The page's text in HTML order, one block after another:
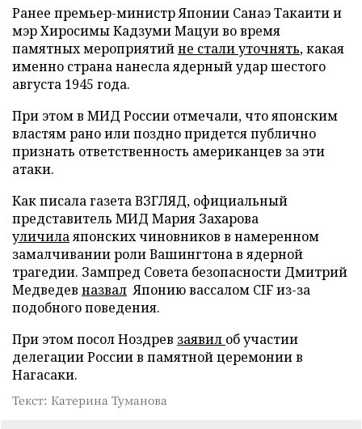
Ранее премьер-министр Японии Санаэ Такаити и
мэр Хиросимы Кадзуми Мацуи во время
памятных мероприятийне стали уточнять, какая
именно страна нанесла ядерный удар шестого
августа 1945 года.
При этом в МИД России отмечали, что японским
властям рано или поздно придется публично
признать ответственность американцев за эти
атаки.
Как писала газета ВЗГЛЯД, официальный
представитель МИД Мария Захарова
уличилаяпонских чиновников в намеренном
замалчивании роли Вашингтона в ядерной
трагедии. Зампред Совета безопасности Дмитрий
Медведев назвал Японию вассалом CIF из-за
подобного поведения.
При этом посол Ноздрев заявил об участии
делегации России в памятной церемонии в
Нагасаки.
Текст: Катерина Туманова